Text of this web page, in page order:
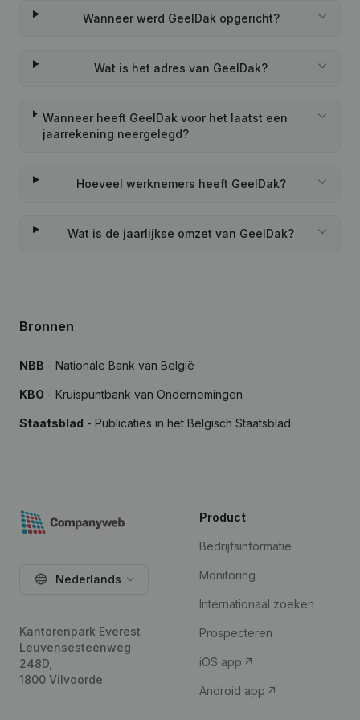
Wanneer werd GeelDak opgericht?
Wat is het adres van GeelDak?
Wanneer heeft GeelDak voor het laatst een
jaarrekening neergelegd?
Hoeveel werknemers heeft GeelDak?
Wat is de jaarlijkse omzet van GeelDak?
Bronnen
NBB - Nationale Bank van België
KBO - Kruispuntbank van Ondernemingen
Staatsblad - Publicaties in het Belgisch Staatsblad
Nederlands
Kantorenpark Everest
Leuvensesteenweg
248D,
1800 Vilvoorde
Product
Bedrijfsinformatie
Monitoring
Internationaal zoeken
Prospecteren
iOS app
Android app